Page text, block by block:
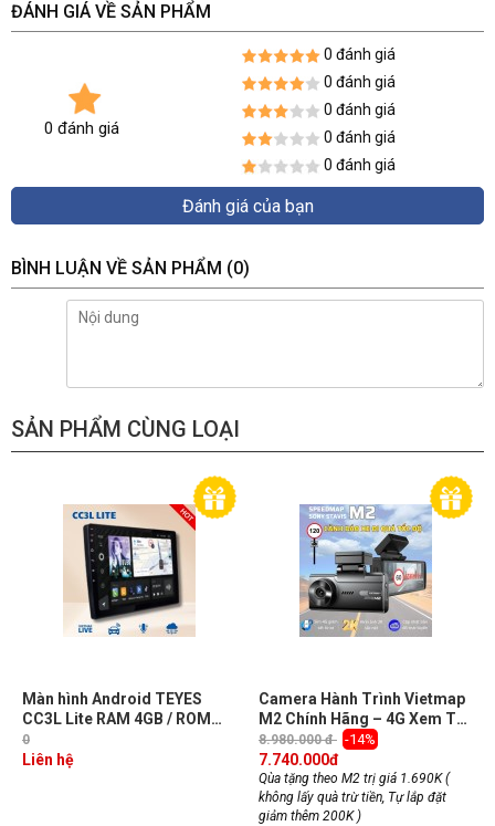
ĐÁNH GIÁ VỀ SẢN PHẨM
0 đánh giá
0 đánh giá
0 đánh giá
0 đánh giá
0 đánh giá
0 đánh giá
Đánh giá của bạn
BÌNH LUẬN VỀ SẢN PHẨM (0)
SẢN PHẨM CÙNG LOẠI
Màn hình Android TEYES
CC3L Lite RAM 4GB / ROM
32GB, Chip 8 nhân, CarPlay
không dây, Tích hợp KIKI &
0
Liên hệ
Camera Hành Trình Vietmap
M2 Chính Hãng – 4G Xem Từ
Xa, Cảnh Báo Tốc Độ,
8.980.000 đ -14%
7.740.000đ
Qùa tặng theo M2 trị giá 1.690K (
không lấy quà trừ tiền, Tự lắp đặt
giảm thêm 200K )